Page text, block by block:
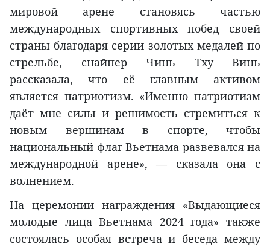
мировой арене становясь частью
международных спортивных побед своей
страны благодаря серии золотых медалей по
стрельбе, снайпер Чинь Тху Винь
рассказала, что её главным активом
является патриотизм. «Именно патриотизм
даёт мне силы и решимость стремиться к
новым вершинам в спорте, чтобы
национальный флаг Вьетнама развевался на
международной арене», — сказала она с
волнением.
На церемонии награждения «Выдающиеся
молодые лица Вьетнама 2024 года» также
состоялась особая встреча и беседа между